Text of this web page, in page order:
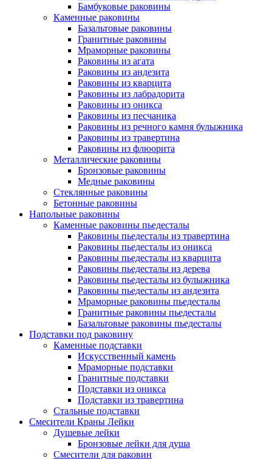
Бамбуковые раковины
Каменные раковины
Базальтовые раковины
Гранитные раковины
Мраморные раковины
Раковины из агата
Раковины из андезита
Раковины из кварцита
Раковины из лабрадорита
Раковины из оникса
Раковины из песчаника
Раковины из речного камня булыжника
Раковины из травертина
Раковины из флюорита
Металлические раковины
Бронзовые раковины
Медные раковины
Стеклянные раковины
Бетонные раковины
Напольные раковины
Каменные раковины пьедесталы
Раковины пьедесталы из травертина
Раковины пьедесталы из оникса
Раковины пьедесталы из кварцита
Раковины пьедесталы из дерева
Раковины пьедесталы из булыжника
Раковины пьедесталы из андезита
Мраморные раковины пьедесталы
Гранитные раковины пьедесталы
Базальтовые раковины пьедесталы
Подставки под раковину
Каменные подставки
Искусственный камень
Мраморные подставки
Гранитные подставки
Подставки из оникса
Подставки из травертина
Стальные подставки
Смесители Краны Лейки
Душевые лейки
Бронзовые лейки для душа
Смесители для раковин